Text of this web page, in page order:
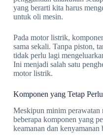
yang berarti kita harus
untuk oli mesin.
Pada motor listrik,
sama sekali. Tanpa piston,
tidak perlu lagi
Ini menjadi salah satu
motor listrik.
Komponen yang Tetap
Meskipun minim
beberapa komponen yang
keamanan dan kenyamanan